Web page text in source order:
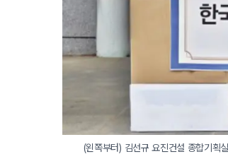
(왼쪽부터) 김선규 요진건설 종합기획